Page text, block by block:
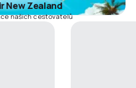
New Zealand
našich cestovatelů